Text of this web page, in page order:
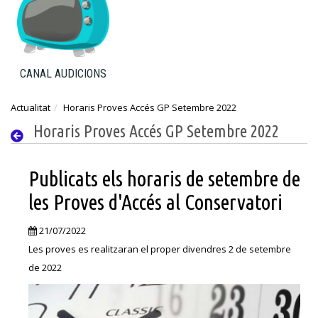
CANAL AUDICIONS
Actualitat Horaris Proves Accés GP Setembre 2022
Horaris Proves Accés GP Setembre 2022
Publicats els horaris de setembre de
les Proves d'Accés al Conservatori
21/07/2022
Les proves es realitzaran el proper divendres 2 de setembre
de 2022